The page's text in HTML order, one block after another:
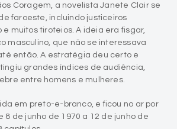
masculino, que não se interessava
então. A estratégia deu certo e
grandes índices de audiência,
entre homens e mulheres.
em preto-e-branco, e ficou no ar por
8 de junho de 1970 a 12 de junho de